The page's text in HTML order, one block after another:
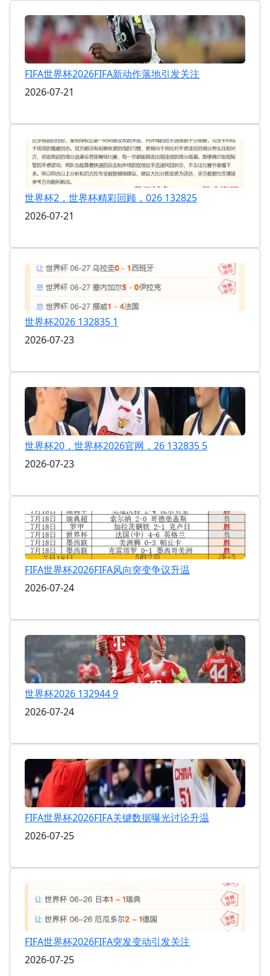
FIFA世界杯2026FIFA新动作落地引发关注
2026-07-21
世界杯2，世界杯精彩回顾，026 132825
2026-07-21
世界杯2026 132835 1
2026-07-23
世界杯20，世界杯2026官网，26 132835 5
2026-07-23
FIFA世界杯2026FIFA风向突变争议升温
2026-07-24
世界杯2026 132944 9
2026-07-24
FIFA世界杯2026FIFA关键数据曝光讨论升温
2026-07-25
FIFA世界杯2026FIFA突发变动引发关注
2026-07-25